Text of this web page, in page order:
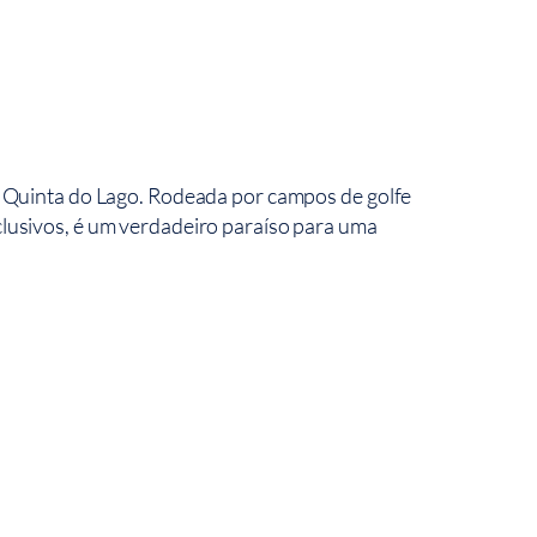
do Lago. Rodeada por campos de golfe
é um verdadeiro paraíso para uma